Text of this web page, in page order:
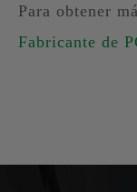
Para obtener
Fabricante de